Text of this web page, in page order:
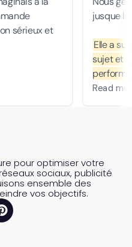
pour optimiser votre
sociaux, publicité
ensemble des
vos objectifs.